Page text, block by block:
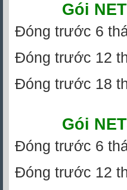
Gói
Đóng trước 6
Đóng trước 12
Đóng trước 18
Gói
Đóng trước 6
Đóng trước 12